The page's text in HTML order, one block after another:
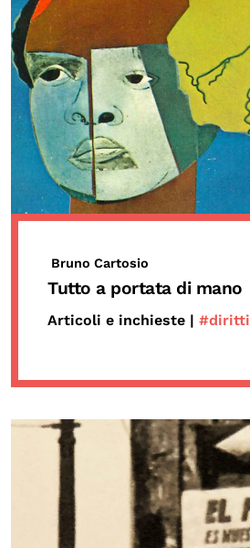
Bruno Cartosio
Tutto a portata di mano
Articoli e inchieste | #diritti